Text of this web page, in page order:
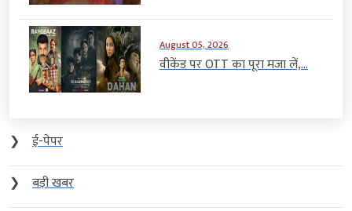
August 05, 2026
वीकेंड पर OTT का पूरा मजा लें,...
❯
ई-पेपर
❯
बड़ी खबर